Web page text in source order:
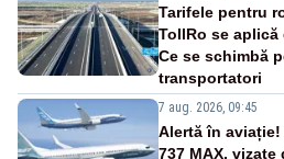
Tarifele pentru
TollRo se aplică
Ce se schimbă
transportatori
7 aug. 2026, 09:45
Alertă în
737 MAX,